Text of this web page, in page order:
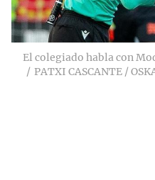
El colegiado habla con
PATXI CASCANTE /